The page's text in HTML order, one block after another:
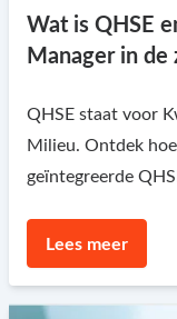
Wat is QHSE
Manager in de
QHSE staat voor
Milieu. Ontdek
geïntegreerde
Lees meer